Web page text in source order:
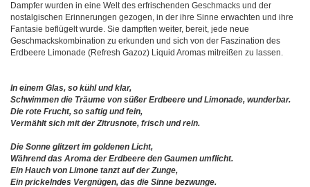
Dampfer wurden in eine Welt des erfrischenden Geschmacks und der
nostalgischen Erinnerungen gezogen, in der ihre Sinne erwachten und ihre
Fantasie beflügelt wurde. Sie dampften weiter, bereit, jede neue
Geschmackskombination zu erkunden und sich von der Faszination des
Erdbeere Limonade (Refresh Gazoz) Liquid Aromas mitreißen zu lassen.
In einem Glas, so kühl und klar,
Schwimmen die Träume von süßer Erdbeere und Limonade, wunderbar.
Die rote Frucht, so saftig und fein,
Vermählt sich mit der Zitrusnote, frisch und rein.
Die Sonne glitzert im goldenen Licht,
Während das Aroma der Erdbeere den Gaumen umflicht.
Ein Hauch von Limone tanzt auf der Zunge,
Ein prickelndes Vergnügen, das die Sinne bezwunge.